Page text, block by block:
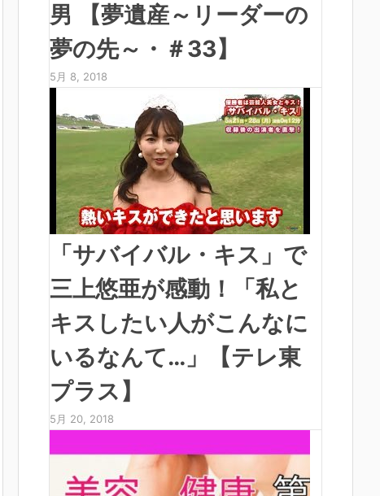
男 【夢遺産～リーダーの
夢の先～・＃33】
5月 8, 2018
「サバイバル・キス」で
三上悠亜が感動！「私と
キスしたい人がこんなに
いるなんて…」【テレ東
プラス】
5月 20, 2018